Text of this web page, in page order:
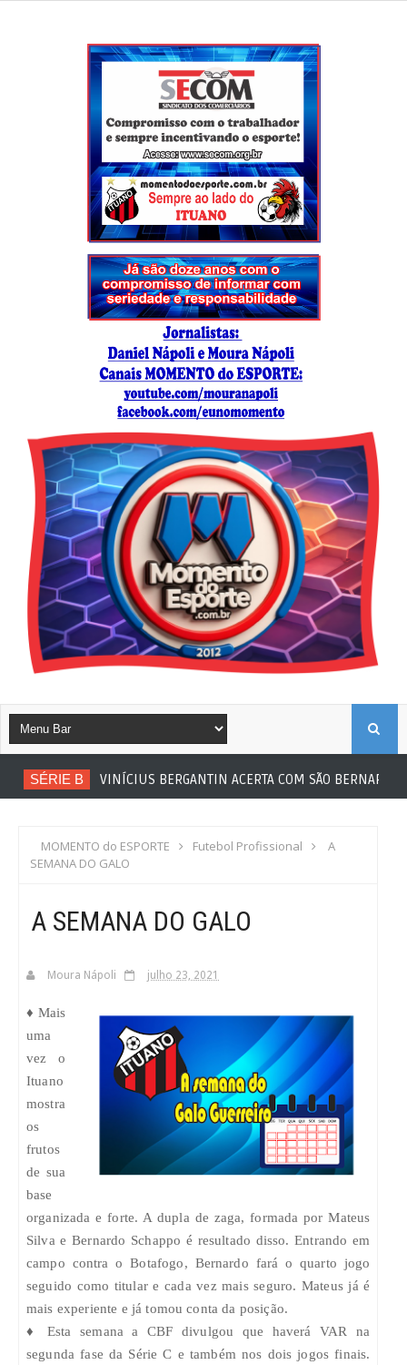
SÉRIE B VINÍCIUS BERGANTIN ACERTA COM SÃO BERNARDO
MOMENTO do ESPORTE Futebol Profissional
A
SEMANA DO GALO
A SEMANA DO GALO
Moura Nápoli julho 23, 2021
♦ Mais
uma
vez o
Ituano
mostra
os
frutos
de sua
base
organizada e forte. A dupla de zaga, formada por Mateus
Silva e Bernardo Schappo é resultado disso. Entrando em
campo contra o Botafogo, Bernardo fará o quarto jogo
seguido como titular e cada vez mais seguro. Mateus já é
mais experiente e já tomou conta da posição.
♦ Esta semana a CBF divulgou que haverá VAR na
segunda fase da Série C e também nos dois jogos finais.